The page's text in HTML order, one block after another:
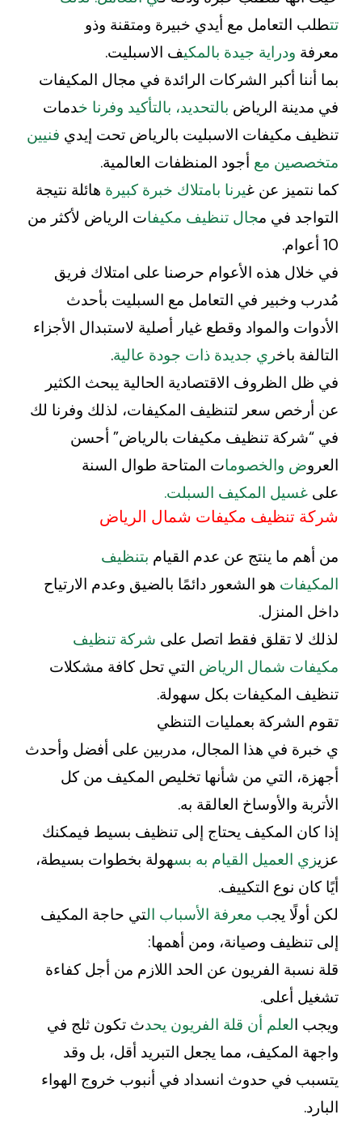
تتطلب التعامل مع أيدي خبيرة ومتقنة وذو
معرفة ودراية جيدة بالمكيف الاسبليت.
بما أننا أكبر الشركات الرائدة في مجال المكيفات
في مدينة الرياض بالتحديد، بالتأكيد وفرنا خدمات
تنظيف مكيفات الاسبليت بالرياض تحت إيدي فنيين
متخصصين مع أجود المنظفات العالمية.
كما نتميز عن غيرنا بامتلاك خبرة كبيرة هائلة نتيجة
التواجد في مجال تنظيف مكيفات الرياض لأكثر من
10 أعوام.
في خلال هذه الأعوام حرصنا على امتلاك فريق
مُدرب وخبير في التعامل مع السبليت بأحدث
الأدوات والمواد وقطع غيار أصلية لاستبدال الأجزاء
التالفة باخري جديدة ذات جودة عالية.
في ظل الظروف الاقتصادية الحالية يبحث الكثير
عن أرخص سعر لتنظيف المكيفات، لذلك وفرنا لك
في “شركة تنظيف مكيفات بالرياض” أحسن
العروض والخصومات المتاحة طوال السنة
علىغسيل المكيف السبلت.
شركة تنظيف مكيفات شمال الرياض
من أهم ما ينتج عن عدم القيام بتنظيف
المكيفات هو الشعور دائمًا بالضيق وعدم الارتياح
داخل المنزل.
لذلك لا تقلق فقط اتصل على شركة تنظيف
مكيفات شمال الرياض التي تحل كافة مشكلات
تنظيف المكيفات بكل سهولة.
تقوم الشركة بعمليات التنظي
ي خبرة في هذا المجال، مدربين على أفضل وأحدث
أجهزة، التي من شأنها تخليص المكيف من كل
الأتربة والأوساخ العالقة به.
إذا كان المكيف يحتاج إلى تنظيف بسيط فيمكنك
عزيزي العميل القيام به بسهولة بخطوات بسيطة،
أيًا كان نوع التكييف.
لكن أولًا يجب معرفة الأسباب التي حاجة المكيف
إلى تنظيف وصيانة، ومن أهمها:
قلة نسبة الفريون عن الحد اللازم من أجل كفاءة
تشغيل أعلى.
ويجب العلم أن قلة الفريون يحدث تكون ثلج في
واجهة المكيف، مما يجعل التبريد أقل، بل وقد
يتسبب في حدوث انسداد في أنبوب خروج الهواء
البارد.